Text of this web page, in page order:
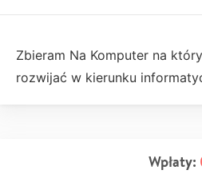
Zbieram Na Komputer na
rozwijać w kierunku
Wpłaty: